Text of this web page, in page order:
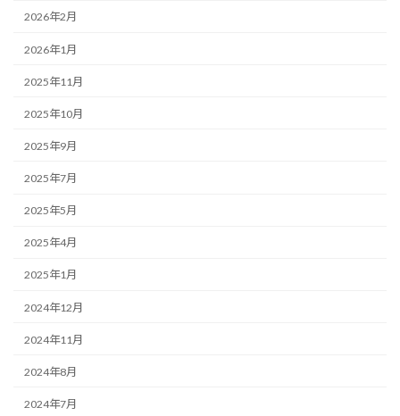
2026年2月
2026年1月
2025年11月
2025年10月
2025年9月
2025年7月
2025年5月
2025年4月
2025年1月
2024年12月
2024年11月
2024年8月
2024年7月